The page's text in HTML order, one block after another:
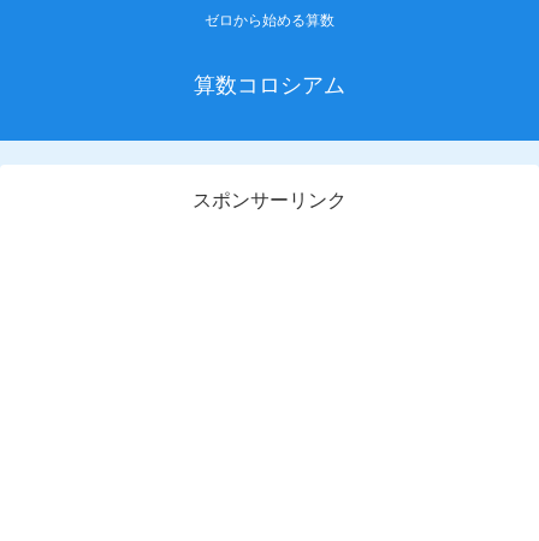
ゼロから始める算数
算数コロシアム
スポンサーリンク